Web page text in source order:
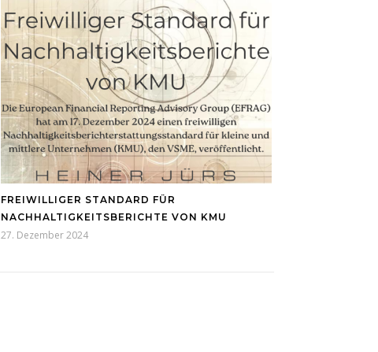
FREIWILLIGER STANDARD FÜR
NACHHALTIGKEITSBERICHTE VON KMU
27. Dezember 2024